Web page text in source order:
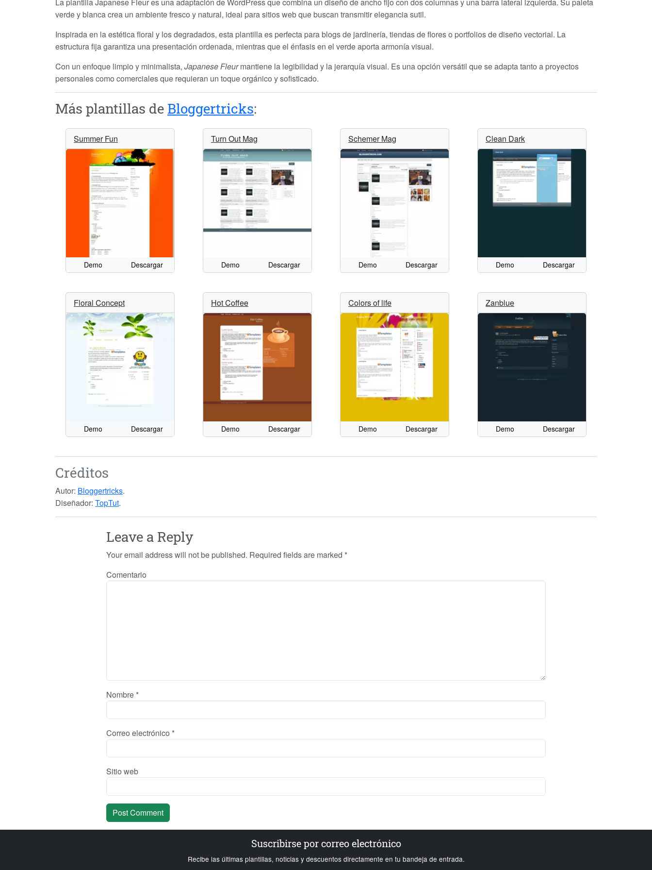
La plantillaJapanese Fleures una adaptación de WordPress que combina un diseño de ancho fijo con dos columnas y una barra lateral izquierda. Su paleta
verde y blanca crea un ambiente fresco y natural, ideal para sitios web que buscan transmitir elegancia sutil.
Inspirada en la estética floral y los degradados, esta plantilla es perfecta para blogs de jardinería, tiendas de flores o portfolios de diseño vectorial. La
estructura fija garantiza una presentación ordenada, mientras que el énfasis en el verde aporta armonía visual.
Con un enfoque limpio y minimalista, Japanese Fleurmantiene la legibilidad y la jerarquía visual. Es una opción versátil que se adapta tanto a proyectos
personales como comerciales que requieran un toque orgánico y sofisticado.
Más plantillas de Bloggertricks:
Summer Fun
Demo Descargar
Turn Out Mag
Demo Descargar
Schemer Mag
Demo Descargar
Clean Dark
Demo Descargar
Floral Concept
Demo Descargar
Hot Coffee
Demo Descargar
Colors of life
Demo Descargar
Zanblue
Demo Descargar
Créditos
Autor: Bloggertricks.
Diseñador: TopTut.
Leave a Reply
Your email address will not be published. Required fields are marked *
Comentario
Nombre *
Correo electrónico *
Sitio web
Suscribirse por correo electrónico
Recibe las últimas plantillas, noticias y descuentos directamente en tu bandeja de entrada.